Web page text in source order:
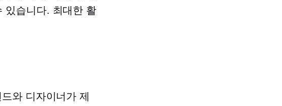
있습니다. 최대한 활
와 디자이너가 제